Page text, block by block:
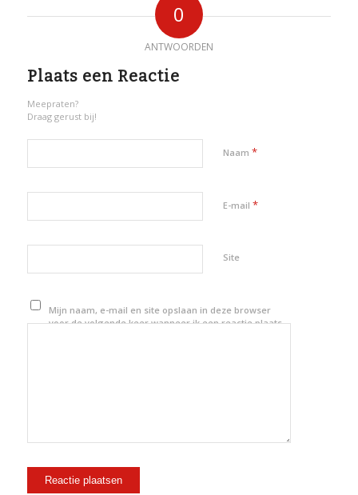
0
ANTWOORDEN
Plaats een Reactie
Meepraten?
Draag gerust bij!
Naam *
E-mail *
Site
Mijn naam, e-mail en site opslaan in deze browser
voor de volgende keer wanneer ik een reactie plaats.